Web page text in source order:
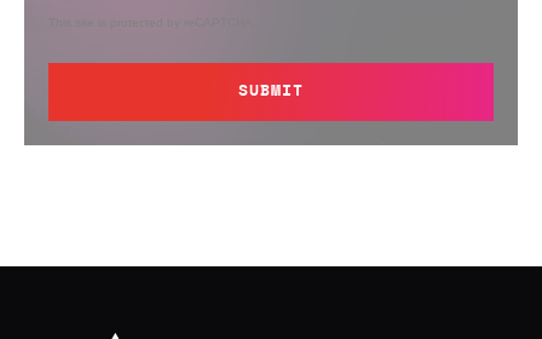
This site is protected by reCAPTCHA.
SUBMIT